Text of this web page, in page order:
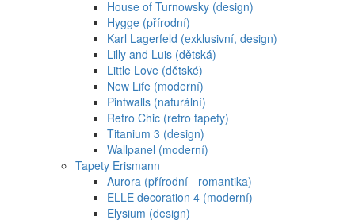
House of Turnowsky (design)
Hygge (přírodní)
Karl Lagerfeld (exklusivní, design)
Lilly and Luis (dětská)
Little Love (dětské)
New Life (moderní)
Pintwalls (naturální)
Retro Chic (retro tapety)
Titanium 3 (design)
Wallpanel (moderní)
Tapety Erismann
Aurora (přírodní - romantika)
ELLE decoration 4 (moderní)
Elysium (design)